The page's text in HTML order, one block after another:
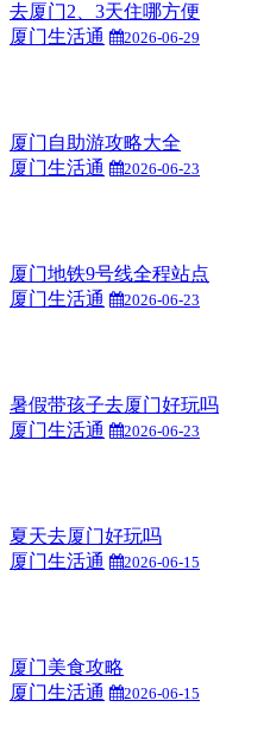
去厦门2、3天住哪方便
厦门生活通
2026-06-29
厦门自助游攻略大全
厦门生活通
2026-06-23
厦门地铁9号线全程站点
厦门生活通
2026-06-23
暑假带孩子去厦门好玩吗
厦门生活通
2026-06-23
夏天去厦门好玩吗
厦门生活通
2026-06-15
厦门美食攻略
厦门生活通
2026-06-15